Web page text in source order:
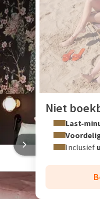
of met
via uw
Niet
Last-
Inclusief